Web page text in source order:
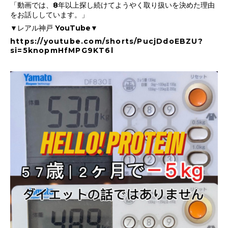
「動画では、8年以上探し続けてようやく取り扱いを決めた理由
をお話ししています。」
▼レアル神戸 YouTube▼
https://youtube.com/shorts/PucjDdoEBZU?
si=5knopmHfMPG9KT6l